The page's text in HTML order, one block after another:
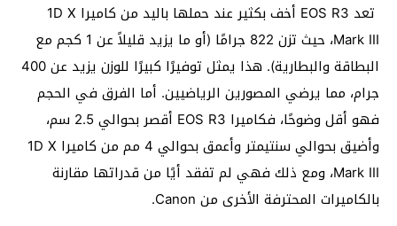
تعد EOS R3 أخف بكثير عند حملها باليد من كاميرا 1D X
Mark III، حيث تزن 822 جرامًا (أو ما يزيد قليلاً عن 1 كجم مع
البطاقة والبطارية). هذا يمثل توفيرًا كبيرًا للوزن يزيد عن 400
جرام، مما يرضي المصورين الرياضيين. أما الفرق في الحجم
فهو أقل وضوحًا، فكاميرا EOS R3 أقصر بحوالي 2.5 سم،
وأضيق بحوالي سنتيمتر وأعمق بحوالي 4 مم من كاميرا 1D X
Mark III، ومع ذلك فهي لم تفقد أيًا من قدراتها مقارنة
بالكاميرات المحترفة الأخرى من Canon.